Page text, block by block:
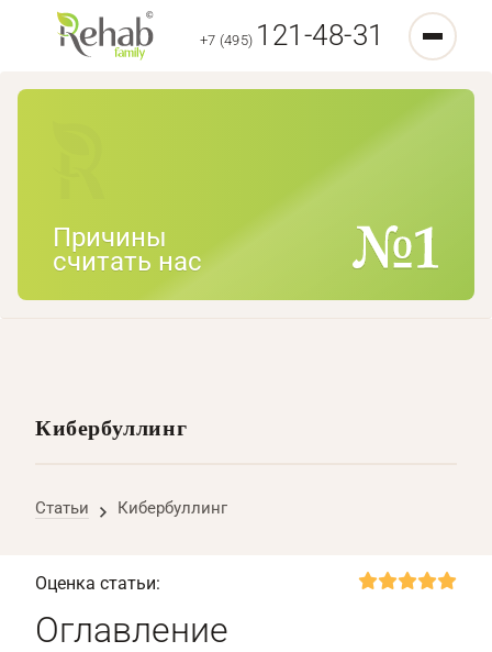
+7 (495) 121-48-31
Причины
считать нас
Кибербуллинг
Статьи Кибербуллинг
Оценка статьи:
Оглавление